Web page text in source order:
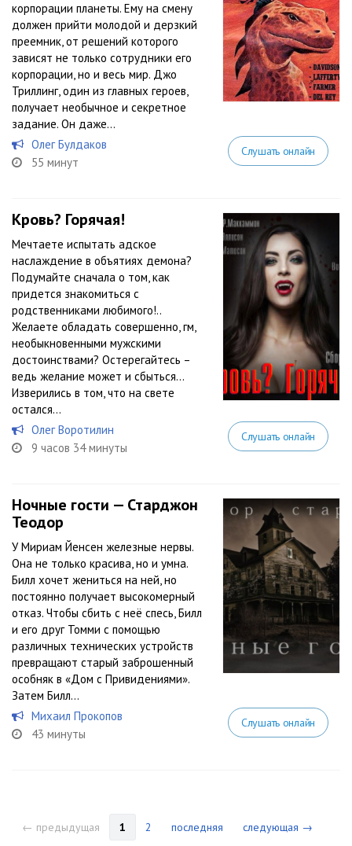
корпорации планеты. Ему на смену
должен прийти молодой и дерзкий
преемник, от решений которого
зависят не только сотрудники его
корпорации, но и весь мир. Джо
Триллинг, один из главных героев,
получает необычное и секретное
задание. Он даже...
Олег Булдаков
55 минут
Слушать онлайн
Кровь? Горячая!
Мечтаете испытать адское
наслаждение в объятиях демона?
Подумайте сначала о том, как
придется знакомиться с
родственниками любимого!..
Желаете обладать совершенно, гм,
необыкновенными мужскими
достоинствами? Остерегайтесь –
ведь желание может и сбыться…
Изверились в том, что на свете
остался...
Олег Воротилин
9 часов 34 минуты
Слушать онлайн
Ночные гости — Старджон
Теодор
У Мириам Йенсен железные нервы.
Она не только красива, но и умна.
Билл хочет жениться на ней, но
постоянно получает высокомерный
отказ. Чтобы сбить с неё спесь, Билл
и его друг Томми с помощью
различных технических устройств
превращают старый заброшенный
особняк в «Дом с Привидениями».
Затем Билл...
Михаил Прокопов
43 минуты
Слушать онлайн
← предыдущая 1 2 последняя следующая →